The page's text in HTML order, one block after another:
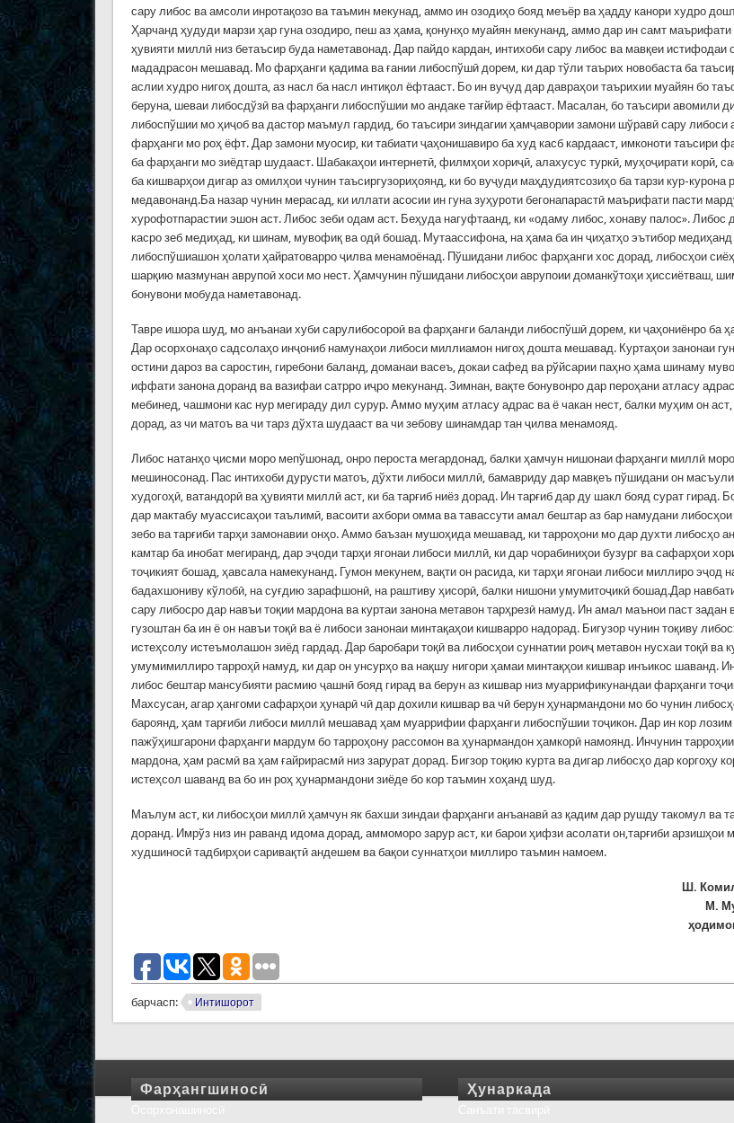
сару либос ва амсоли инротақозо ва таъмин мекунад, аммо ин озодиҳо бояд меъёр ва ҳадду канори худро
Ҳарчанд ҳудуди марзи ҳар гуна озодиро, пеш аз ҳама, қонунҳо муайян мекунанд, аммо дар ин самт маърифати
ҳувияти миллӣ низ бетаъсир буда наметавонад. Дар пайдо кардан, интихоби сару либос ва мавқеи истифодаи
мададрасон мешавад. Мо фарҳанги қадима ва ғании либоспўшӣ дорем, ки дар тўли таърих новобаста ба
аслии худро нигоҳ дошта, аз насл ба насл интиқол ёфтааст. Бо ин вуҷуд дар давраҳои таърихии муайян бо
беруна, шеваи либосдўзӣ ва фарҳанги либоспўшии мо андаке тағйир ёфтааст. Масалан, бо таъсири авомили
либоспўшии мо ҳиҷоб ва дастор маъмул гардид, бо таъсири зиндагии ҳамҷавории замони шўравӣ сару либоси
фарҳанги мо роҳ ёфт. Дар замони муосир, ки табиати ҷаҳонишавиро ба худ касб кардааст, имконоти таъсири
ба фарҳанги мо зиёдтар шудааст. Шабакаҳои интернетӣ, филмҳои хориҷӣ, алахусус туркӣ, муҳоҷирати корӣ,
ба кишварҳои дигар аз омилҳои чунин таъсиргузориҳоянд, ки бо вуҷуди маҳдудиятсозиҳо ба тарзи кур-курона
медавонанд.Ба назар чунин мерасад, ки иллати асосии ин гуна зуҳуроти бегонапарастӣ маърифати пасти
хурофотпарастии эшон аст. Либос зеби одам аст. Беҳуда нагуфтаанд, ки «одаму либос, хонаву палос». Либос
касро зеб медиҳад, ки шинам, мувофиқ ва одӣ бошад. Мутаассифона, на ҳама ба ин ҷиҳатҳо эътибор медиҳанд
либоспўшиашон ҳолати ҳайратоварро ҷилва менамоёнад. Пўшидани либос фарҳанги хос дорад, либосҳои
шарқию мазмунан аврупоӣ хоси мо нест. Ҳамчунин пўшидани либосҳои аврупоии доманкўтоҳи ҳиссиётваш,
бонувони мобуда наметавонад.
Тавре ишора шуд, мо анъанаи хуби сарулибосороӣ ва фарҳанги баланди либоспўшӣ дорем, ки ҷаҳониёнро ба
Дар осорхонаҳо садсолаҳо инҷониб намунаҳои либоси миллиамон нигоҳ дошта мешавад. Куртаҳои занонаи
остини дароз ва саростин, гиребони баланд, доманаи васеъ, докаи сафед ва рўйсарии паҳно ҳама шинаму
иффати занона доранд ва вазифаи сатрро иҷро мекунанд. Зимнан, вақте бонувонро дар пероҳани атласу
мебинед, чашмони кас нур мегираду дил сурур. Аммо муҳим атласу адрас ва ё чакан нест, балки муҳим он аст,
дорад, аз чи матоъ ва чи тарз дўхта шудааст ва чи зебову шинамдар тан ҷилва менамояд.
Либос натанҳо ҷисми моро мепўшонад, онро пероста мегардонад, балки ҳамчун нишонаи фарҳанги миллӣ
мешиносонад. Пас интихоби дурусти матоъ, дўхти либоси миллӣ, бамавриду дар мавқеъ пўшидани он
худогоҳӣ, ватандорӣ ва ҳувияти миллӣ аст, ки ба тарғиб ниёз дорад. Ин тарғиб дар ду шакл бояд сурат гирад.
дар мактабу муассисаҳои таълимӣ, васоити ахбори омма ва тавассути амал бештар аз бар намудани
зебо ва тарғиби тарҳи замонавии онҳо. Аммо баъзан мушоҳида мешавад, ки тарроҳони мо дар духти либосҳо
камтар ба инобат мегиранд, дар эҷоди тарҳи ягонаи либоси миллӣ, ки дар чорабиниҳои бузург ва сафарҳои
тоҷикият бошад, ҳавсала намекунанд. Гумон мекунем, вақти он расида, ки тарҳи ягонаи либоси миллиро эҷод
бадахшониву кўлобӣ, на суғдию зарафшонӣ, на раштиву ҳисорӣ, балки нишони умумитоҷикӣ бошад.Дар
сару либосро дар навъи тоқии мардона ва куртаи занона метавон тарҳрезӣ намуд. Ин амал маънои паст задан
гузоштан ба ин ё он навъи тоқӣ ва ё либоси занонаи минтақаҳои кишварро надорад. Бигузор чунин тоқиву
истеҳсолу истеъмолашон зиёд гардад. Дар баробари тоқӣ ва либосҳои суннатии роиҷ метавон нусхаи тоқӣ ва
умумимиллиро тарроҳӣ намуд, ки дар он унсурҳо ва нақшу нигори ҳамаи минтақҳои кишвар инъикос шаванд.
либос бештар мансубияти расмию ҷашнӣ бояд гирад ва берун аз кишвар низ муаррификунандаи фарҳанги
Махсусан, агар ҳангоми сафарҳои ҳунарӣ чӣ дар дохили кишвар ва чӣ берун ҳунармандони мо бо чунин
бароянд, ҳам тарғиби либоси миллӣ мешавад ҳам муаррифии фарҳанги либоспўшии тоҷикон. Дар ин кор лозим
пажўҳишгарони фарҳанги мардум бо тарроҳону рассомон ва ҳунармандон ҳамкорӣ намоянд. Инчунин
мардона, ҳам расмӣ ва ҳам ғайрирасмӣ низ зарурат дорад. Бигзор тоқию курта ва дигар либосҳо дар коргоҳу
истеҳсол шаванд ва бо ин роҳ ҳунармандони зиёде бо кор таъмин хоҳанд шуд.
Маълум аст, ки либосҳои миллӣ ҳамчун як бахши зиндаи фарҳанги анъанавӣ аз қадим дар рушду такомул ва
доранд. Имрўз низ ин раванд идома дорад, аммоморо зарур аст, ки барои ҳифзи асолати он,тарғиби арзишҳои
худшиносӣ тадбирҳои саривақтӣ андешем ва бақои суннатҳои миллиро таъмин намоем.
Ш.
М.
барчасп: Интишорот
Фарҳангшиносӣ Ҳунаркада